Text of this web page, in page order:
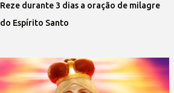
Reze durante 3 dias a oração de milagre
do Espírito Santo